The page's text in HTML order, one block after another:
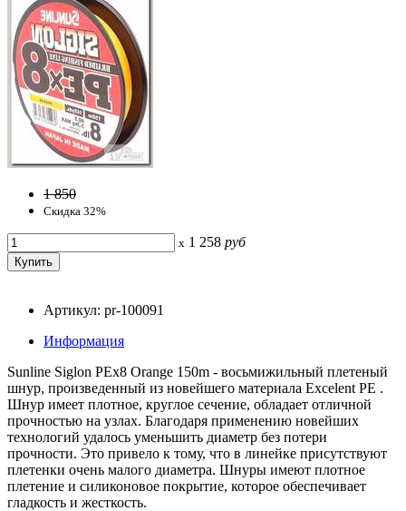
1 850
Скидка 32%
x 1 258 руб
Артикул: pr-100091
Информация
Sunline Siglon PEx8 Orange 150m - восьмижильный плетеный
шнур, произведенный из новейшего материала Excelent PE .
Шнур имеет плотное, круглое сечение, обладает отличной
прочностью на узлах. Благодаря применению новейших
технологий удалось уменьшить диаметр без потери
прочности. Это привело к тому, что в линейке присутствуют
плетенки очень малого диаметра. Шнуры имеют плотное
плетение и силиконовое покрытие, которое обеспечивает
гладкость и жесткость.